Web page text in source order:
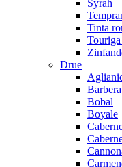
Syrah
Tinta
Drue
Barbera
Bobal
Boyale